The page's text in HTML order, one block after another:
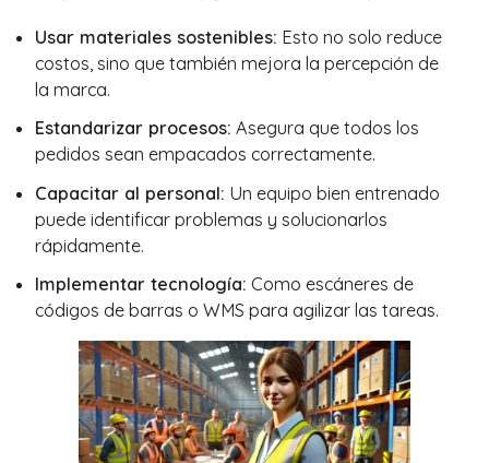
Usar materiales sostenibles: Esto no solo reduce
costos, sino que también mejora la percepción de
la marca.
Estandarizar procesos: Asegura que todos los
pedidos sean empacados correctamente.
Capacitar al personal: Un equipo bien entrenado
puede identificar problemas y solucionarlos
rápidamente.
Implementar tecnología: Como escáneres de
códigos de barras o WMS para agilizar las tareas.